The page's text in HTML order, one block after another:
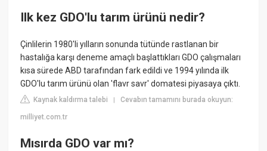
Ilk kez GDO'lu tarım ürünü nedir?
Çinlilerin 1980'li yılların sonunda tütünde rastlanan bir
hastalığa karşı deneme amaçlı başlattıkları GDO çalışmaları
kısa sürede ABD tarafından fark edildi ve 1994 yılında ilk
GDO'lu tarım ürünü olan 'flavr savr' domatesi piyasaya çıktı.
Kaynak kaldırma talebi |Cevabın tamamını burada okuyun:
milliyet.com.tr
Mısırda GDO var mı?